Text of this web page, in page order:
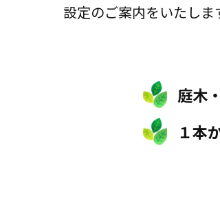
設定のご案内をいたしま
庭木
１本